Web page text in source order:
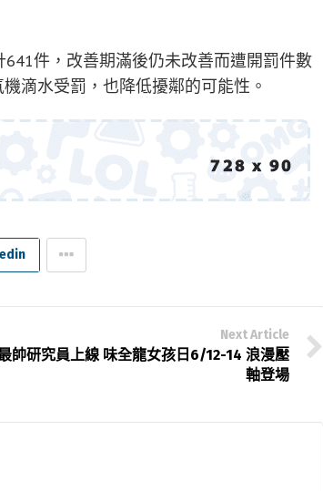
件，改善期滿後仍未改善而遭開罰件數
滴水受罰，也降低擾鄰的可能性。
Next Article
帥研究員上線 味全龍女孩日6/12-14 浪漫壓
軸登場